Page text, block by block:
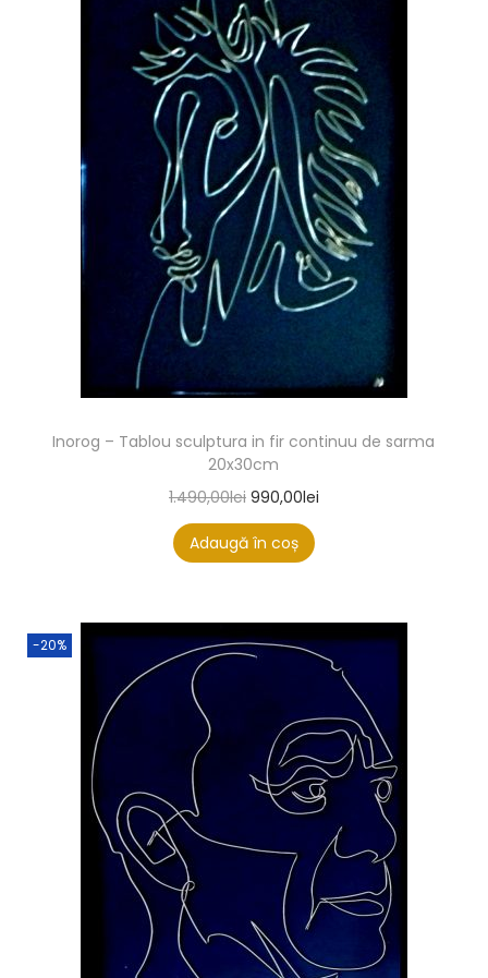
Inorog – Tablou sculptura in fir continuu de sarma
20x30cm
1.490,00lei 990,00lei
Adaugă în coș
-20%